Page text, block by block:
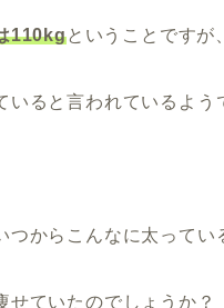
110kgということですが、
いると言われているよう
つからこんなに太ってい
せていたのでしょうか？